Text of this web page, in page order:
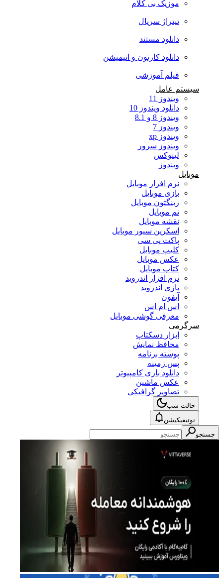
موزیک بی کلام
تیتراژ سریال
دانلود مستند
دانلود کارتون و انیمیشن
فیلم آموزشی
سیستم عامل
ویندوز 11
دانلود ویندوز 10
ویندوز 8 و 8.1
ویندوز 7
ویندوز xp
ویندوز سرور
لینوکس
ویندوز
موبایل
نرم افزار موبایل
بازی موبایل
رینگتون موبایل
تم موبایل
نقشه موبایل
اسکرین سیور موبایل
پاکت پی سی
کلیپ موبایل
عکس موبایل
کتاب موبایل
نرم افزار اندروید
بازی اندروید
آیفون
اس ام اس
معرفی گوشی موبایل
سرگرمی
ابزار دسکتاپ
محافظ نمایش
پوسته برنامه
پس زمینه
دانلود بازی کامپیوتر
عکس ماشین
تصاویر گرافیکی
حالت شب
نوتیفیکیشن
جستجو